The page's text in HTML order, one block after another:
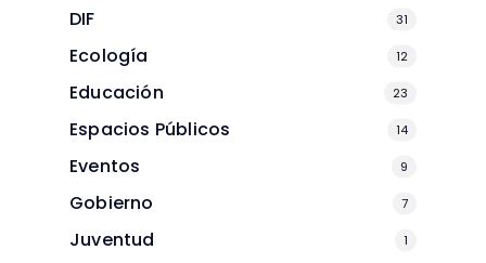
DIF 31
Ecología 12
Educación 23
Espacios Públicos 14
Eventos 9
Gobierno 7
Juventud 1